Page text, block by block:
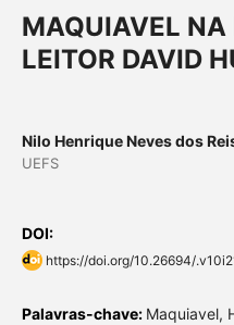
MAQUIAVEL NA
LEITOR DAVID
Nilo Henrique Neves dos
UEFS
DOI:
https://doi.org/10.26694/
Palavras-chave: Maquiavel,